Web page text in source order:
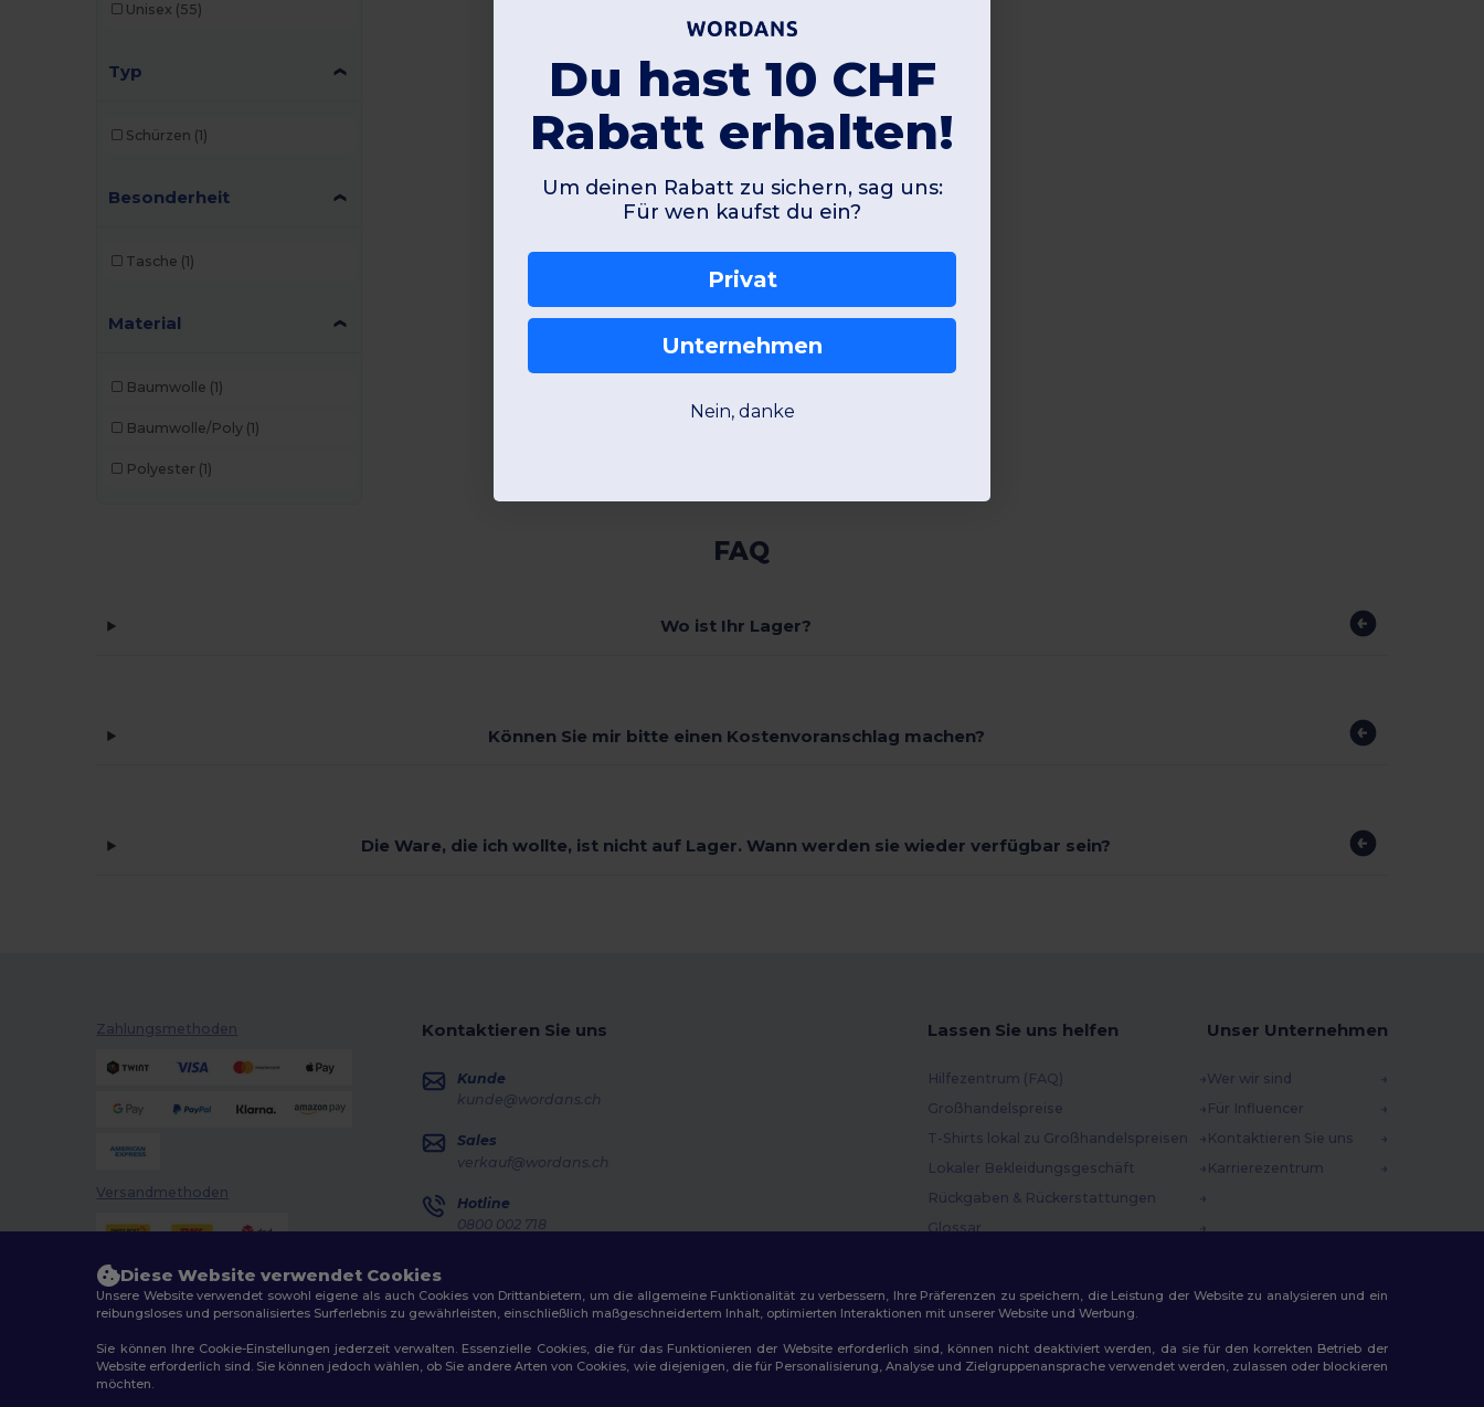
Unisex (55)
Typ
Schürzen (1)
Besonderheit
Tasche (1)
Material
Baumwolle (1)
Baumwolle/Poly (1)
Polyester (1)
FAQ
Wo ist Ihr Lager?
Können Sie mir bitte einen Kostenvoranschlag machen?
Die Ware, die ich wollte, ist nicht auf Lager. Wann werden sie wieder verfügbar sein?
Zahlungsmethoden
Versandmethoden
Kontaktieren Sie uns
Kunde
kunde@wordans.ch
Sales
verkauf@wordans.ch
Hotline
0800 002 718
Lassen Sie uns helfen
Hilfezentrum (FAQ)
Großhandelspreise
T-Shirts lokal zu Großhandelspreisen
Lokaler Bekleidungsgeschäft
Rückgaben & Rückerstattungen
Glossar
Unser Unternehmen
Wer wir sind
Für Influencer
Kontaktieren Sie uns
Karrierezentrum
Diese Website verwendet Cookies
Unsere Website verwendet sowohl eigene als auch Cookies von Drittanbietern, um die allgemeine Funktionalität zu verbessern, Ihre Präferenzen zu speichern, die Leistung der Website zu analysieren und ein
reibungsloses und personalisiertes Surferlebnis zu gewährleisten, einschließlich maßgeschneidertem Inhalt, optimierten Interaktionen mit unserer Website und Werbung.
Sie können Ihre Cookie-Einstellungen jederzeit verwalten. Essenzielle Cookies, die für das Funktionieren der Website erforderlich sind, können nicht deaktiviert werden, da sie für den korrekten Betrieb der
Website erforderlich sind. Sie können jedoch wählen, ob Sie andere Arten von Cookies, wie diejenigen, die für Personalisierung, Analyse und Zielgruppenansprache verwendet werden, zulassen oder blockieren
möchten.
Du hast 10 CHF
Rabatt erhalten!
Um deinen Rabatt zu sichern, sag uns:
Für wen kaufst du ein?
Privat
Unternehmen
Nein, danke